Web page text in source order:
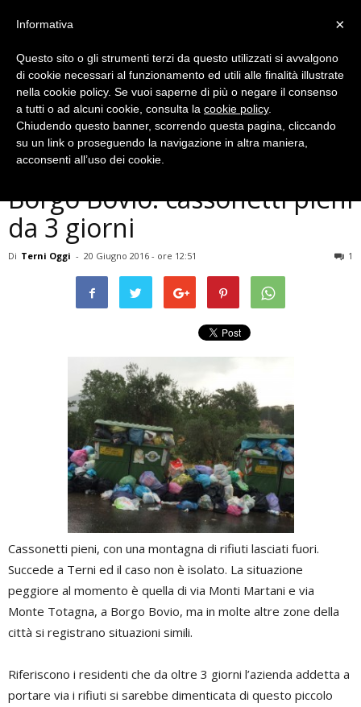
Cronaca
Terni, montagne di rifiuti a
Borgo Bovio: cassonetti pieni
da 3 giorni
Di Terni Oggi - 20 Giugno 2016 - ore 12:51 1
Cassonetti pieni, con una montagna di rifiuti lasciati fuori.
Succede a Terni ed il caso non è isolato. La situazione
peggiore al momento è quella di via Monti Martani e via
Monte Totagna, a Borgo Bovio, ma in molte altre zone della
città si registrano situazioni simili.
Riferiscono i residenti che da oltre 3 giorni l’azienda addetta a
portare via i rifiuti si sarebbe dimenticata di questo piccolo
×
Informativa
Questo sito o gli strumenti terzi da questo utilizzati si avvalgono
di cookie necessari al funzionamento ed utili alle finalità illustrate
nella cookie policy. Se vuoi saperne di più o negare il consenso
a tutti o ad alcuni cookie, consulta la cookie policy.
Chiudendo questo banner, scorrendo questa pagina, cliccando
su un link o proseguendo la navigazione in altra maniera,
acconsenti all’uso dei cookie.